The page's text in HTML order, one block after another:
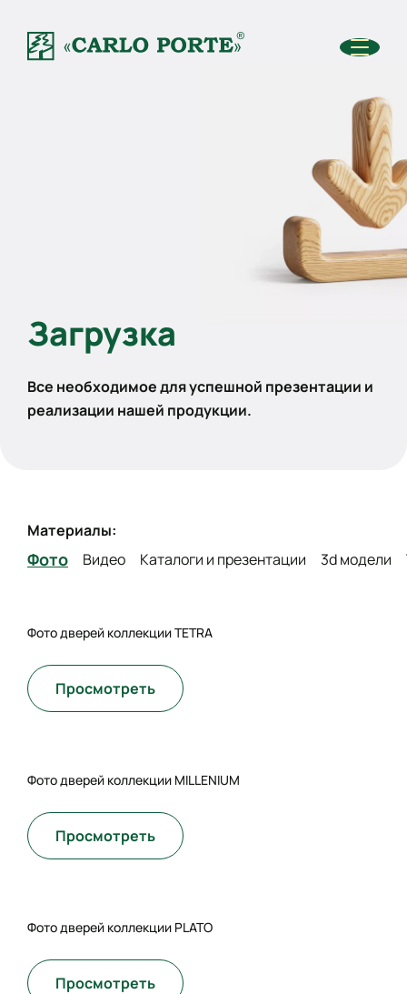
Загрузка
Все необходимое для успешной презентации и
реализации нашей продукции.
Материалы:
Фото Видео Каталоги и презентации 3d модели
Фото дверей коллекции TETRA
Просмотреть
Фото дверей коллекции MILLENIUM
Просмотреть
Фото дверей коллекции PLATO
Просмотреть